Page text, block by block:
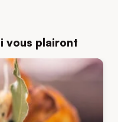
vous plairont